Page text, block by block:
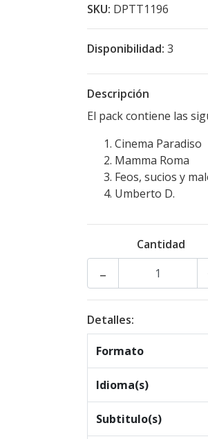
SKU: DPTT1196
Disponibilidad: 3
Descripción
El pack contiene las
Cinema Paradiso
Mamma Roma
Feos, sucios y
Umberto D.
Cantidad
-
Detalles:
Formato
Idioma(s)
Subtitulo(s)